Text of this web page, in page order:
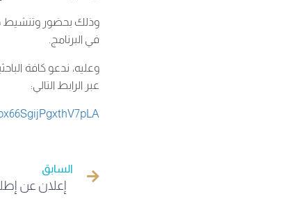
وذلك بحضور وتنشيط
في البرنامج.
وعليه، ندعو كافة
عبر الرابط التالي:
السابق